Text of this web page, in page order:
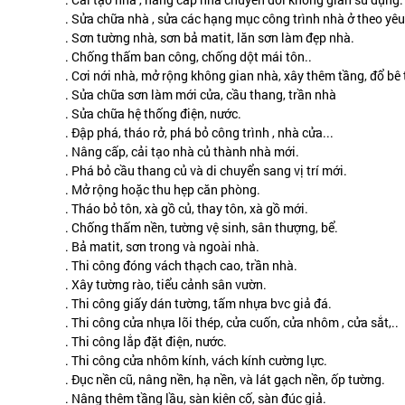
. Sửa chữa nhà , sửa các hạng mục công trình nhà ở theo
. Sơn tường nhà, sơn bả matit, lăn sơn làm đẹp nhà.
. Chống thấm ban công, chống dột mái tôn..
. Cơi nới nhà, mở rộng không gian nhà, xây thêm tầng, đổ bê
. Sửa chữa sơn làm mới cửa, cầu thang, trần nhà
. Sửa chữa hệ thống điện, nước.
. Đập phá, tháo rở, phá bỏ công trình , nhà cửa...
. Nâng cấp, cải tạo nhà củ thành nhà mới.
. Phá bỏ cầu thang củ và di chuyển sang vị trí mới.
. Mở rộng hoặc thu hẹp căn phòng.
. Tháo bỏ tôn, xà gồ củ, thay tôn, xà gồ mới.
. Chống thấm nền, tường vệ sinh, sân thượng, bể.
. Bả matit, sơn trong và ngoài nhà.
. Thi công đóng vách thạch cao, trần nhà.
. Xây tường rào, tiểu cảnh sân vườn.
. Thi công giấy dán tường, tấm nhựa bvc giả đá.
. Thi công cửa nhựa lõi thép, cửa cuốn, cửa nhôm , cửa sắt,..
. Thi công lắp đặt điện, nước.
. Thi công cửa nhôm kính, vách kính cường lực.
. Đục nền cũ, nâng nền, hạ nền, và lát gạch nền, ốp tường.
. Nâng thêm tầng lầu, sàn kiên cố, sàn đúc giả.